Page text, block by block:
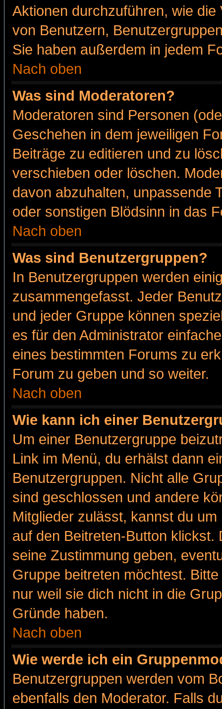
Aktionen durchzuführen, wie
von Benutzern,
Sie haben außerdem in jedem
Nach oben
Was sind Moderatoren?
Moderatoren sind Personen
Geschehen in dem jeweiligen
Beiträge zu editieren und zu
verschieben oder löschen.
davon abzuhalten, unpassende
oder sonstigen Blödsinn in das
Nach oben
Was sind Benutzergruppen?
In Benutzergruppen werden
zusammengefasst. Jeder
und jeder Gruppe können
es für den Administrator
eines bestimmten Forums zu
Forum zu geben und so weiter.
Nach oben
Wie kann ich einer
Um einer Benutzergruppe
Link im Menü, du erhälst dann
Benutzergruppen. Nicht alle
sind geschlossen und andere
Mitglieder zulässt, kannst du
auf den Beitreten-Button
seine Zustimmung geben,
Gruppe beitreten möchtest.
nur weil sie dich nicht in die
Gründe haben.
Nach oben
Wie werde ich ein
Benutzergruppen werden vom
ebenfalls den Moderator. Falls